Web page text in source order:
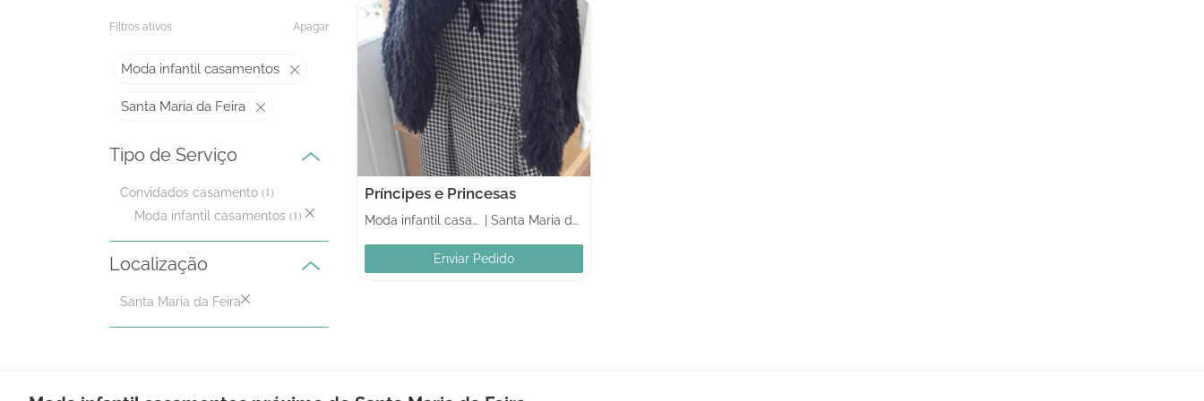
Filtros ativos Apagar
Moda infantil casamentos
Santa Maria da Feira
Tipo de Serviço
Convidados casamento (1)
Moda infantil casamentos (1)
Localização
Santa Maria da Feira
Príncipes e Princesas
Moda infantil casamentos Santa Maria da Feira
Enviar Pedido